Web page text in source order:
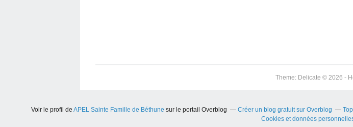
Theme: Delicate © 2026 -
Voir le profil de APEL Sainte Famille de Béthune sur le portail Overblog Créer un blog gratuit sur Overblog
Cookies et données